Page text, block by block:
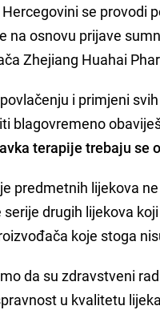
Hercegovini se provodi
na osnovu prijave
Zhejiang Huahai
i primjeni
blagovremeno
terapije trebaju se
predmetnih lijekova
drugih lijekova
koje stoga
da su zdravstveni
u kvalitetu